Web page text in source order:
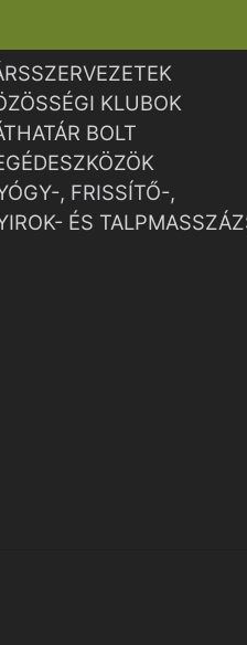
KLUBOK
BOLT
, FRISSÍTŐ-,
ÉS